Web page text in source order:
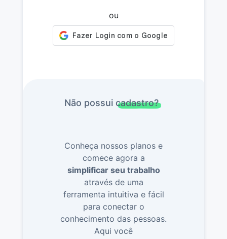
ou
Não possui cadastro?
Conheça nossos planos e
comece agora a
simplificar seu trabalho
através de uma
ferramenta intuitiva e fácil
para conectar o
conhecimento das pessoas.
Aqui você